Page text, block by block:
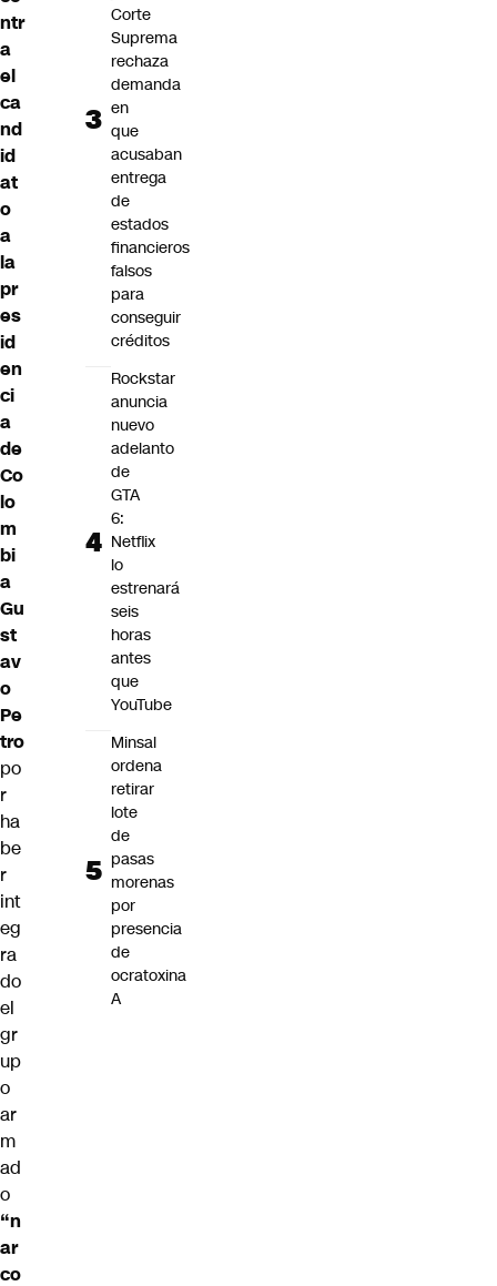
ntr
a
el
ca
nd
id
at
o
a
la
pr
es
id
en
ci
a
de
Co
lo
m
bi
a
Gu
st
av
o
Pe
tro
po
r
ha
be
r
int
eg
ra
do
el
gr
up
o
ar
m
ad
o
“n
ar
co
Corte
Suprema
rechaza
demanda
en
que
acusaban
entrega
de
estados
financieros
falsos
para
conseguir
créditos
Rockstar
anuncia
nuevo
adelanto
de
GTA
6:
Netflix
lo
estrenará
seis
horas
antes
que
YouTube
Minsal
ordena
retirar
lote
de
pasas
morenas
por
presencia
de
ocratoxina
A